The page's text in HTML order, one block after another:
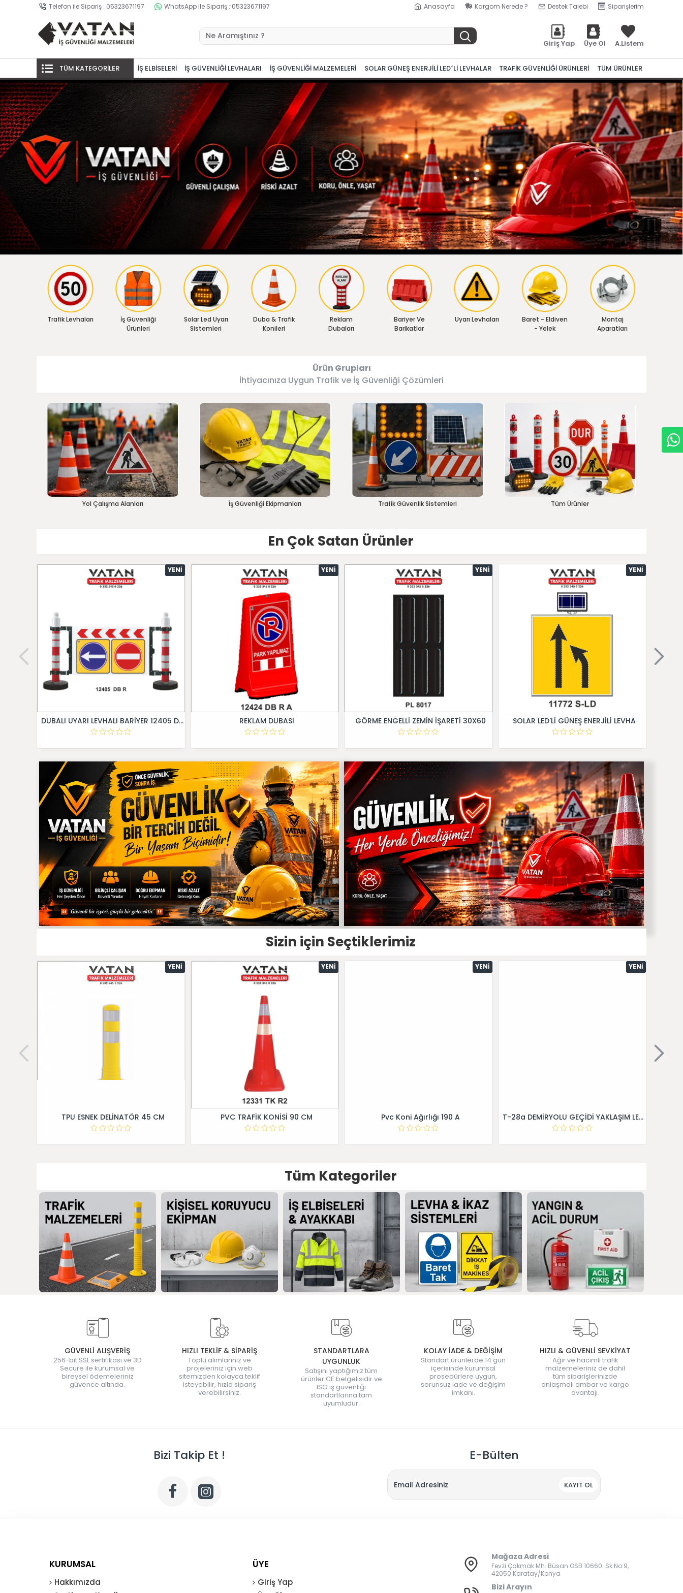
Telefon ile Sipariş : 05323671197 WhatsApp ile Sipariş : 05323671197 Anasayfa Kargom Nerede ? Destek Talebi Siparişlerim
Giriş Yap Üye Ol A.Listem
TÜM KATEGORİLER İŞ ELBİSELERİ İŞ GÜVENLİĞİ LEVHALARI İŞ GÜVENLİĞİ MALZEMELERİ SOLAR GÜNEŞ ENERJİLİ LED´Lİ LEVHALAR TRAFİK GÜVENLİĞİ ÜRÜNLERİ TÜM ÜRÜNLER
Trafik Levhaları
İş Güvenliği
Ürünleri
Solar Led Uyarı
Sistemleri
Duba & Trafik
Konileri
Reklam
Dubaları
Bariyer Ve
Barikatlar
Uyarı Levhaları
Baret - Eldiven
- Yelek
Montaj
Aparatları
Ürün Grupları
İhtiyacınıza Uygun Trafik ve İş Güvenliği Çözümleri
Yol Çalışma Alanları İş Güvenliği Ekipmanları Trafik Güvenlik Sistemleri Tüm Ürünler
En Çok Satan Ürünler
YENI
DUBALI UYARI LEVHALI BARİYER 12405 DB R
YENI
REKLAM DUBASI
YENI
GÖRME ENGELLİ ZEMİN İŞARETİ 30X60
YENI
SOLAR LED'Lİ GÜNEŞ ENERJİLİ LEVHA
Sizin için Seçtiklerimiz
YENI
TPU ESNEK DELİNATÖR 45 CM
YENI
PVC TRAFİK KONİSİ 90 CM
YENI
Pvc Koni Ağırlığı 190 A
YENI
T-28a DEMİRYOLU GEÇİDİ YAKLAŞIM LEVHALARI (Sağ)
Tüm Kategoriler
GÜVENLİ ALIŞVERİŞ
256-bit SSL sertifikası ve 3D
Secure ile kurumsal ve
bireysel ödemeleriniz
güvence altında.
HIZLI TEKLİF & SİPARİŞ
Toplu alımlarınız ve
projeleriniz için web
sitemizden kolayca teklif
isteyebilir, hızla sipariş
verebilirsiniz.
STANDARTLARA
UYGUNLUK
Satışını yaptığımız tüm
ürünler CE belgelisidir ve
ISO iş güvenliği
standartlarına tam
uyumludur.
KOLAY İADE & DEĞİŞİM
Standart ürünlerde 14 gün
içerisinde kurumsal
prosedürlere uygun,
sorunsuz iade ve değişim
imkanı.
HIZLI & GÜVENLİ SEVKİYAT
Ağır ve hacimli trafik
malzemeleriniz de dahil
tüm siparişlerinizde
anlaşmalı ambar ve kargo
avantajı.
Bizi Takip Et ! E-Bülten
KAYIT OL
KURUMSAL
Hakkımızda
ÜYE
Giriş Yap
Mağaza Adresi
Fevzi Çakmak Mh. Büsan OSB 10660. Sk No:9,
42050 Karatay/Konya
Bizi Arayın